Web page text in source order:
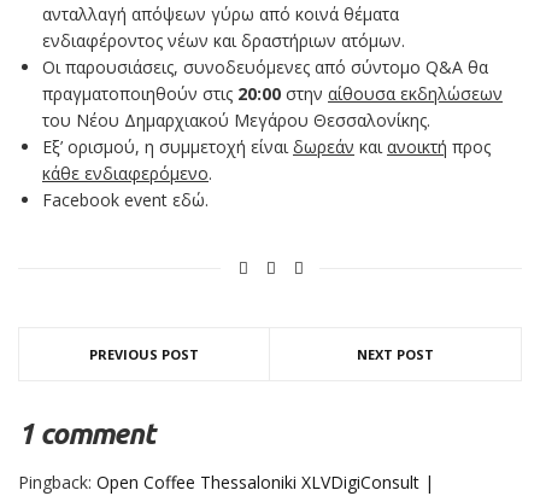
ανταλλαγή απόψεων γύρω από κοινά θέματα
ενδιαφέροντος νέων και δραστήριων ατόμων.
Οι παρουσιάσεις, συνοδευόμενες από σύντομο Q&A θα
πραγματοποιηθούν στις 20:00 στην αίθουσα εκδηλώσεων
του Νέου Δημαρχιακού Μεγάρου Θεσσαλονίκης.
Εξ’ ορισμού, η συμμετοχή είναιδωρεάν καιανοικτή προς
κάθε ενδιαφερόμενο.
Facebook event εδώ.
PREVIOUS POST NEXT POST
1 comment
Pingback: Open Coffee Thessaloniki XLVDigiConsult |